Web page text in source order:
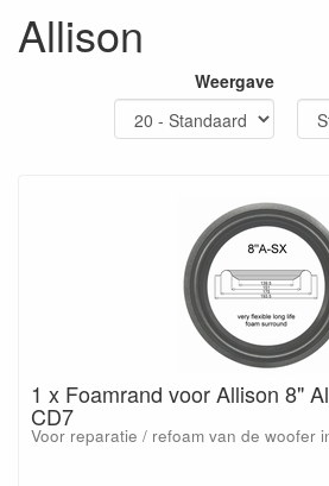
Allison
Weergave
1 x Foamrand voor Allison 8"
CD7
Voor reparatie / refoam van de woofer